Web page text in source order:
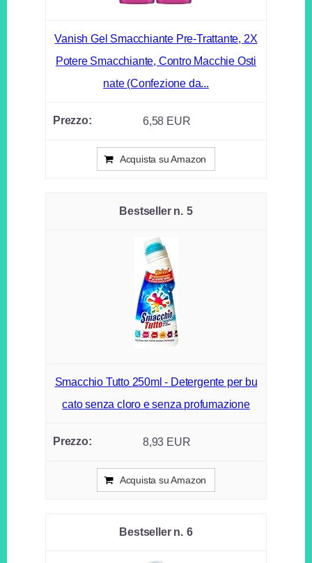
Vanish Gel Smacchiante Pre-Trattante, 2X
Potere Smacchiante, Contro Macchie Osti
nate (Confezione da...
6,58 EUR
Acquista su Amazon
5
Smacchio Tutto 250ml - Detergente per bu
cato senza cloro e senza profumazione
8,93 EUR
Acquista su Amazon
6